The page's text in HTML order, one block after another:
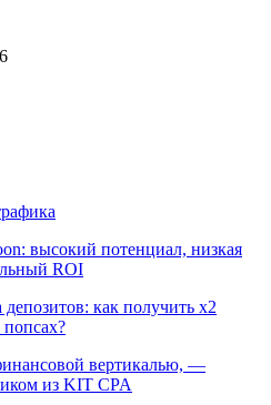
высокий потенциал, низкая
ROI
как получить х2
вертикалью, —
из KIT CPA